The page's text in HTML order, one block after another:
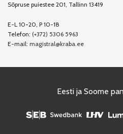
Sõpruse puiestee 201, Tallinn 13419
E-L 10-20, P 10-18
Telefon: (+372) 5306 5963
E-mail: magistral@kraba.ee
Eesti ja Soome